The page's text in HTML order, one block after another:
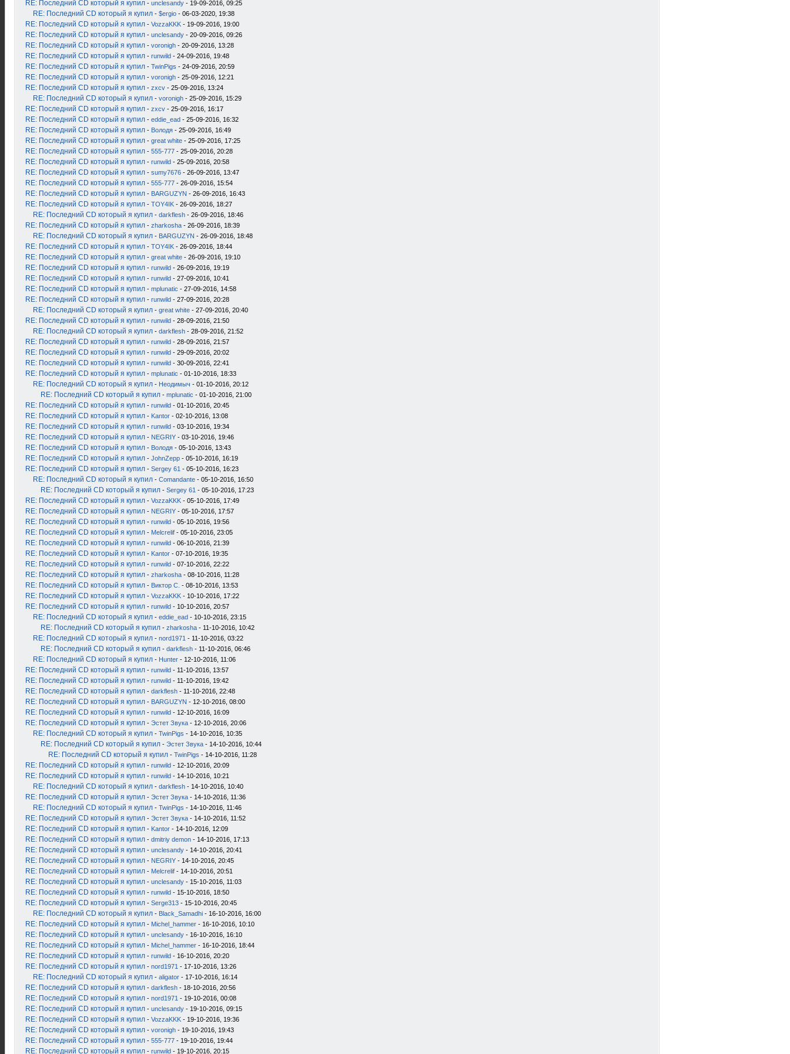
RE: Последний CD который я купил - unclesandy - 19-09-2016, 09:25
RE: Последний CD который я купил - $ergio - 06-03-2020, 19:38
RE: Последний CD который я купил - VozzaKKK - 19-09-2016, 19:00
RE: Последний CD который я купил - unclesandy - 20-09-2016, 09:26
RE: Последний CD который я купил - voronigh - 20-09-2016, 13:28
RE: Последний CD который я купил - runwild - 24-09-2016, 19:48
RE: Последний CD который я купил - TwinPigs - 24-09-2016, 20:59
RE: Последний CD который я купил - voronigh - 25-09-2016, 12:21
RE: Последний CD который я купил - zxcv - 25-09-2016, 13:24
RE: Последний CD который я купил - voronigh - 25-09-2016, 15:29
RE: Последний CD который я купил - zxcv - 25-09-2016, 16:17
RE: Последний CD который я купил - eddie_ead - 25-09-2016, 16:32
RE: Последний CD который я купил - Володя - 25-09-2016, 16:49
RE: Последний CD который я купил - great white - 25-09-2016, 17:25
RE: Последний CD который я купил - 555-777 - 25-09-2016, 20:28
RE: Последний CD который я купил - runwild - 25-09-2016, 20:58
RE: Последний CD который я купил - sumy7676 - 26-09-2016, 13:47
RE: Последний CD который я купил - 555-777 - 26-09-2016, 15:54
RE: Последний CD который я купил - BARGUZYN - 26-09-2016, 16:43
RE: Последний CD который я купил - TOY4IK - 26-09-2016, 18:27
RE: Последний CD который я купил - darkflesh - 26-09-2016, 18:46
RE: Последний CD который я купил - zharkosha - 26-09-2016, 18:39
RE: Последний CD который я купил - BARGUZYN - 26-09-2016, 18:48
RE: Последний CD который я купил - TOY4IK - 26-09-2016, 18:44
RE: Последний CD который я купил - great white - 26-09-2016, 19:10
RE: Последний CD который я купил - runwild - 26-09-2016, 19:19
RE: Последний CD который я купил - runwild - 27-09-2016, 10:41
RE: Последний CD который я купил - mplunatic - 27-09-2016, 14:58
RE: Последний CD который я купил - runwild - 27-09-2016, 20:28
RE: Последний CD который я купил - great white - 27-09-2016, 20:40
RE: Последний CD который я купил - runwild - 28-09-2016, 21:50
RE: Последний CD который я купил - darkflesh - 28-09-2016, 21:52
RE: Последний CD который я купил - runwild - 28-09-2016, 21:57
RE: Последний CD который я купил - runwild - 29-09-2016, 20:02
RE: Последний CD который я купил - runwild - 30-09-2016, 22:41
RE: Последний CD который я купил - mplunatic - 01-10-2016, 18:33
RE: Последний CD который я купил - Неодимыч - 01-10-2016, 20:12
RE: Последний CD который я купил - mplunatic - 01-10-2016, 21:00
RE: Последний CD который я купил - runwild - 01-10-2016, 20:45
RE: Последний CD который я купил - Kantor - 02-10-2016, 13:08
RE: Последний CD который я купил - runwild - 03-10-2016, 19:34
RE: Последний CD который я купил - NEGRIY - 03-10-2016, 19:46
RE: Последний CD который я купил - Володя - 05-10-2016, 13:43
RE: Последний CD который я купил - JohnZepp - 05-10-2016, 16:19
RE: Последний CD который я купил - Sergey 61 - 05-10-2016, 16:23
RE: Последний CD который я купил - Comandante - 05-10-2016, 16:50
RE: Последний CD который я купил - Sergey 61 - 05-10-2016, 17:23
RE: Последний CD который я купил - VozzaKKK - 05-10-2016, 17:49
RE: Последний CD который я купил - NEGRIY - 05-10-2016, 17:57
RE: Последний CD который я купил - runwild - 05-10-2016, 19:56
RE: Последний CD который я купил - Melcrelif - 05-10-2016, 23:05
RE: Последний CD который я купил - runwild - 06-10-2016, 21:39
RE: Последний CD который я купил - Kantor - 07-10-2016, 19:35
RE: Последний CD который я купил - runwild - 07-10-2016, 22:22
RE: Последний CD который я купил - zharkosha - 08-10-2016, 11:28
RE: Последний CD который я купил - Виктор С. - 08-10-2016, 13:53
RE: Последний CD который я купил - VozzaKKK - 10-10-2016, 17:22
RE: Последний CD который я купил - runwild - 10-10-2016, 20:57
RE: Последний CD который я купил - eddie_ead - 10-10-2016, 23:15
RE: Последний CD который я купил - zharkosha - 11-10-2016, 10:42
RE: Последний CD который я купил - nord1971 - 11-10-2016, 03:22
RE: Последний CD который я купил - darkflesh - 11-10-2016, 06:46
RE: Последний CD который я купил - Hunter - 12-10-2016, 11:06
RE: Последний CD который я купил - runwild - 11-10-2016, 13:57
RE: Последний CD который я купил - runwild - 11-10-2016, 19:42
RE: Последний CD который я купил - darkflesh - 11-10-2016, 22:48
RE: Последний CD который я купил - BARGUZYN - 12-10-2016, 08:00
RE: Последний CD который я купил - runwild - 12-10-2016, 16:09
RE: Последний CD который я купил - Эстет Звука - 12-10-2016, 20:06
RE: Последний CD который я купил - TwinPigs - 14-10-2016, 10:35
RE: Последний CD который я купил - Эстет Звука - 14-10-2016, 10:44
RE: Последний CD который я купил - TwinPigs - 14-10-2016, 11:28
RE: Последний CD который я купил - runwild - 12-10-2016, 20:09
RE: Последний CD который я купил - runwild - 14-10-2016, 10:21
RE: Последний CD который я купил - darkflesh - 14-10-2016, 10:40
RE: Последний CD который я купил - Эстет Звука - 14-10-2016, 11:36
RE: Последний CD который я купил - TwinPigs - 14-10-2016, 11:46
RE: Последний CD который я купил - Эстет Звука - 14-10-2016, 11:52
RE: Последний CD который я купил - Kantor - 14-10-2016, 12:09
RE: Последний CD который я купил - dmitriy demon - 14-10-2016, 17:13
RE: Последний CD который я купил - unclesandy - 14-10-2016, 20:41
RE: Последний CD который я купил - NEGRIY - 14-10-2016, 20:45
RE: Последний CD который я купил - Melcrelif - 14-10-2016, 20:51
RE: Последний CD который я купил - unclesandy - 15-10-2016, 11:03
RE: Последний CD который я купил - runwild - 15-10-2016, 18:50
RE: Последний CD который я купил - Serge313 - 15-10-2016, 20:45
RE: Последний CD который я купил - Black_Samadhi - 16-10-2016, 16:00
RE: Последний CD который я купил - Michel_hammer - 16-10-2016, 10:10
RE: Последний CD который я купил - unclesandy - 16-10-2016, 16:10
RE: Последний CD который я купил - Michel_hammer - 16-10-2016, 18:44
RE: Последний CD который я купил - runwild - 16-10-2016, 20:20
RE: Последний CD который я купил - nord1971 - 17-10-2016, 13:26
RE: Последний CD который я купил - aligator - 17-10-2016, 16:14
RE: Последний CD который я купил - darkflesh - 18-10-2016, 20:56
RE: Последний CD который я купил - nord1971 - 19-10-2016, 00:08
RE: Последний CD который я купил - unclesandy - 19-10-2016, 09:15
RE: Последний CD который я купил - VozzaKKK - 19-10-2016, 19:36
RE: Последний CD который я купил - voronigh - 19-10-2016, 19:43
RE: Последний CD который я купил - 555-777 - 19-10-2016, 19:44
RE: Последний CD который я купил - runwild - 19-10-2016, 20:15